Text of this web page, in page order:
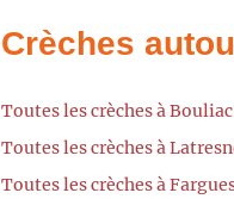
Crèches
Toutes les crèches à Bouliac
Toutes les crèches à
Toutes les crèches à